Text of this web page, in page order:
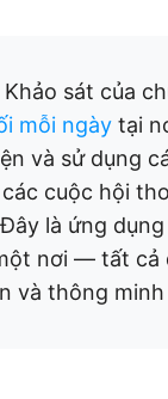
Khảo sát của
mỗi ngày tại
và sử dụng
cuộc hội
là ứng
nơi — tất cả
và thông